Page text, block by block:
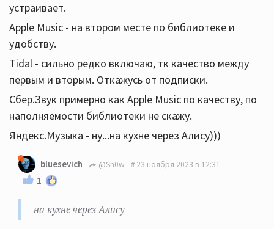
устраивает.
Apple Music - на втором месте по библиотеке и
удобству.
Tidal - сильно редко включаю, тк качество между
первым и вторым. Откажусь от подписки.
Сбер.Звук примерно как Apple Music по качеству, по
наполняемости библиотеки не скажу.
Яндекс.Музыка - ну...на кухне через Алису)))
bluesevich @Sn0w 23 ноября 2023 в 12:31
1
на кухне через Алису